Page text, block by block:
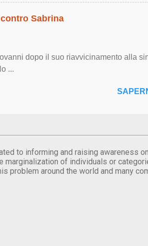
Sabrina
dopo il suo riavvicinamento alla
...
to informing and raising awareness
of individuals or
problem around the world and many